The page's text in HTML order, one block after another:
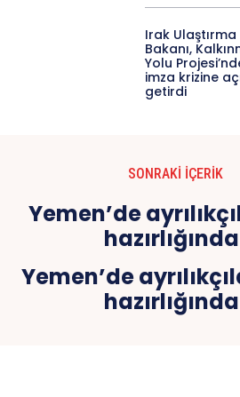
Irak Ulaştırma
Bakanı,
Yolu
imza krizine
getirdi
SONRAKI İÇERIK
Yemen’de